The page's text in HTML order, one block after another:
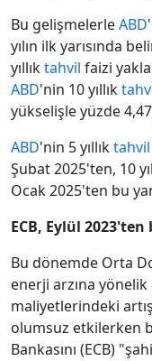
Bu gelişmelerleABD
yılın ilk yarısında
yıllıktahvil faizi
ABD'nin 10 yıllık
yükselişle yüzde
ABD'nin 5 yıllıktahvil
Şubat 2025'ten, 10
Ocak 2025'ten bu
ECB, Eylül
Bu dönemde Orta
enerji arzına
maliyetlerindeki
olumsuz etkilerken
Bankasını (ECB)